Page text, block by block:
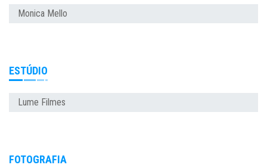
Monica Mello
ESTÚDIO
Lume Filmes
FOTOGRAFIA